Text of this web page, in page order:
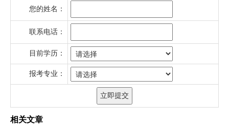
您的姓名：
联系电话：
目前学历：
报考专业：
相关文章